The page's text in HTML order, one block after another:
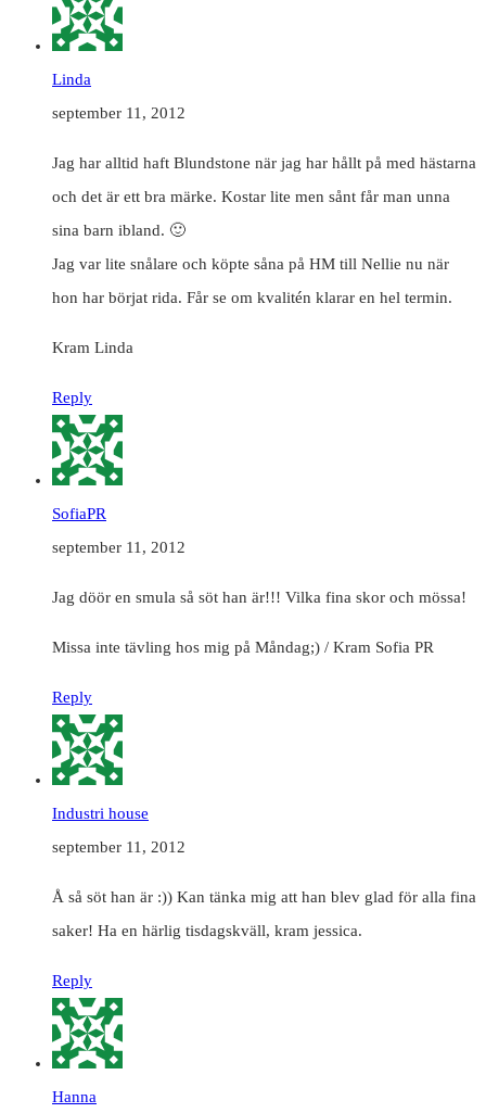
Linda
september 11, 2012
Jag har alltid haft Blundstone när jag har hållt på med hästarna
och det är ett bra märke. Kostar lite men sånt får man unna
sina barn ibland. 🙂
Jag var lite snålare och köpte såna på HM till Nellie nu när
hon har börjat rida. Får se om kvalitén klarar en hel termin.
Kram Linda
Reply
SofiaPR
september 11, 2012
Jag döör en smula så söt han är!!! Vilka fina skor och mössa!
Missa inte tävling hos mig på Måndag;) / Kram Sofia PR
Reply
Industri house
september 11, 2012
Å så söt han är :)) Kan tänka mig att han blev glad för alla fina
saker! Ha en härlig tisdagskväll, kram jessica.
Reply
Hanna